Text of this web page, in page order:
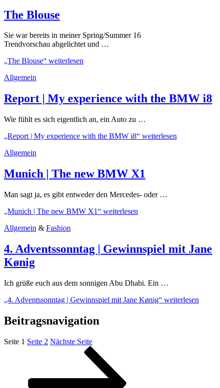
The Blouse
Sie war bereits in meiner Spring/Summer 16
Trendvorschau abgelichtet und …
„The Blouse“ weiterlesen
Allgemein
Report | My experience with the BMW i8
Wie fühlt es sich eigentlich an, ein Auto zu …
„Report | My experience with the BMW i8“ weiterlesen
Allgemein
Munich | The new BMW X1
Man sagt ja, es gibt entweder den Mercedes- oder …
„Munich | The new BMW X1“ weiterlesen
Allgemein & Fashion
4. Adventssonntag | Gewinnspiel mit Jane
Kønig
Ich grüße euch aus dem sonnigen Abu Dhabi. Ein …
„4. Adventssonntag | Gewinnspiel mit Jane Kønig“ weiterlesen
Beitragsnavigation
Seite 1 Seite 2 Nächste Seite